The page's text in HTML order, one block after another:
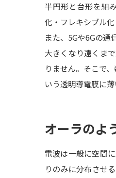
半円形と台形を組
化・フレキシブル
また、5Gや6Gの
大きくなり遠くま
りません。そこで
いう透明導電膜に
オーラのよ
電波は一般に空間
りのみに分布させ